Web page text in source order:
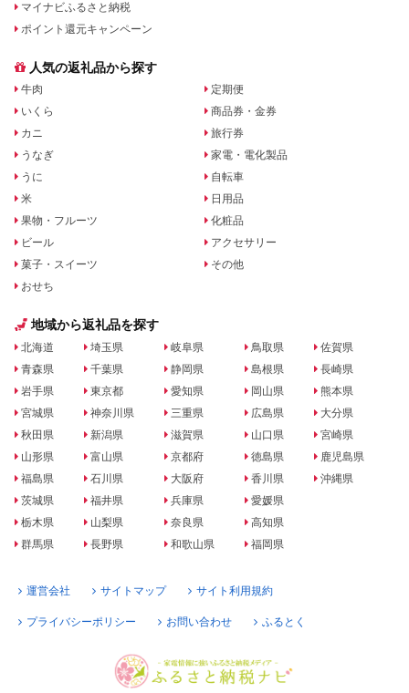
マイナビふるさと納税
ポイント還元キャンペーン
人気の返礼品から探す
牛肉
いくら
カニ
うなぎ
うに
米
果物・フルーツ
ビール
菓子・スイーツ
おせち
定期便
商品券・金券
旅行券
家電・電化製品
自転車
日用品
化粧品
アクセサリー
その他
地域から返礼品を探す
北海道
青森県
岩手県
宮城県
秋田県
山形県
福島県
茨城県
栃木県
群馬県
埼玉県
千葉県
東京都
神奈川県
新潟県
富山県
石川県
福井県
山梨県
長野県
岐阜県
静岡県
愛知県
三重県
滋賀県
京都府
大阪府
兵庫県
奈良県
和歌山県
鳥取県
島根県
岡山県
広島県
山口県
徳島県
香川県
愛媛県
高知県
福岡県
佐賀県
長崎県
熊本県
大分県
宮崎県
鹿児島県
沖縄県
運営会社 サイトマップ サイト利用規約
プライバシーポリシー お問い合わせ ふるとく